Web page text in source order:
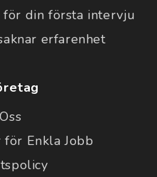
din första intervju
erfarenhet
Enkla Jobb